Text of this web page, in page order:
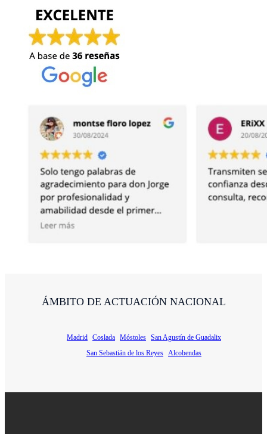
ÁMBITO DE ACTUACIÓN NACIONAL
Madrid Coslada Móstoles San Agustín de Guadalix
San Sebastián de los Reyes Alcobendas